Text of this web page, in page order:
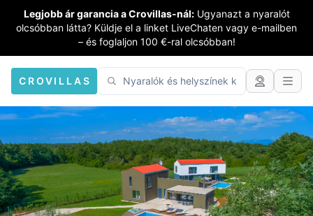
Legjobb ár garancia a Crovillas-nál: Ugyanazt a nyaralót
olcsóbban látta? Küldje el a linket LiveChaten vagy e-mailben
– és foglaljon 100 €-ral olcsóbban!
CROVILLAS